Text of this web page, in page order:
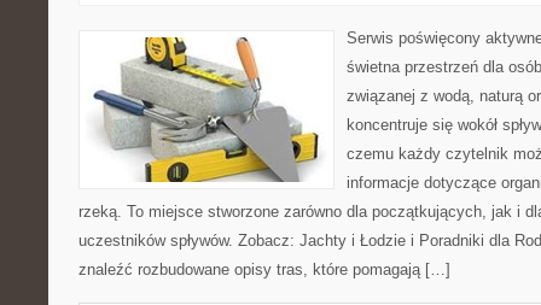
Serwis poświęcony
świetna przestrzeń dla
związanej z wodą, naturą
koncentruje się wokół
czemu każdy czytelnik
informacje dotyczące
rzeką. To miejsce stworzone zarówno dla początkujących, jak i
uczestników spływów. Zobacz: Jachty i Łodzie i Poradniki dla
znaleźć rozbudowane opisy tras, które pomagają […]